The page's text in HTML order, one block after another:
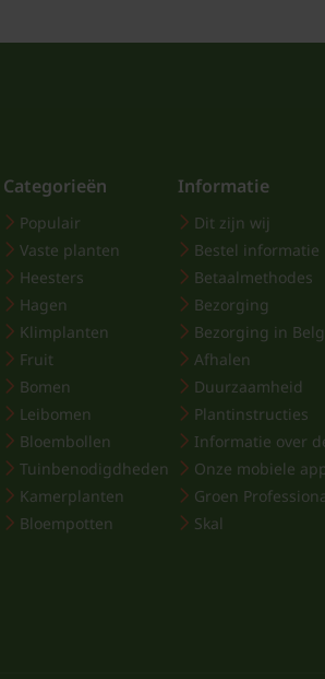
Categorieën
Populair
Vaste planten
Heesters
Hagen
Klimplanten
Fruit
Bomen
Leibomen
Bloembollen
Tuinbenodigdheden
Kamerplanten
Bloempotten
Informatie
Dit zijn wij
Bestel informatie
Betaalmethodes
Bezorging
Bezorging in
Afhalen
Duurzaamheid
Plantinstructies
Informatie over
Onze mobiele
Groen
Skal